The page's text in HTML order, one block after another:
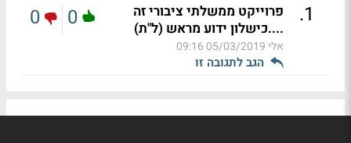
1
.
פרוייקט ממשלתי ציבורי זה
....כישלון ידוע מראש (ל"ת)
אלי05/03/2019 09:16
הגב לתגובה זו
0
0